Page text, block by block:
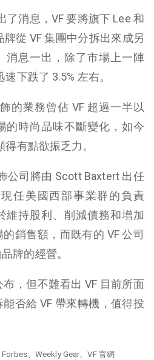
了消息，VF 要將旗下 Lee 和
從 VF 集團中分拆出來成另
消息一出，除了市場上一陣
下跌了 3.5% 左右。
的業務曾佔 VF 超過一半以
的時尚品味不斷變化，如今
有點欲振乏力。
公司將由 Scott Baxtert 出任
任美國西部事業群的負責
維持股利、削減債務和增加
銷售額，而既有的 VF 公司
牌的經營。
，但不難看出 VF 目前所面
否給 VF 帶來轉機，值得投
、Weekly Gear、VF 官網